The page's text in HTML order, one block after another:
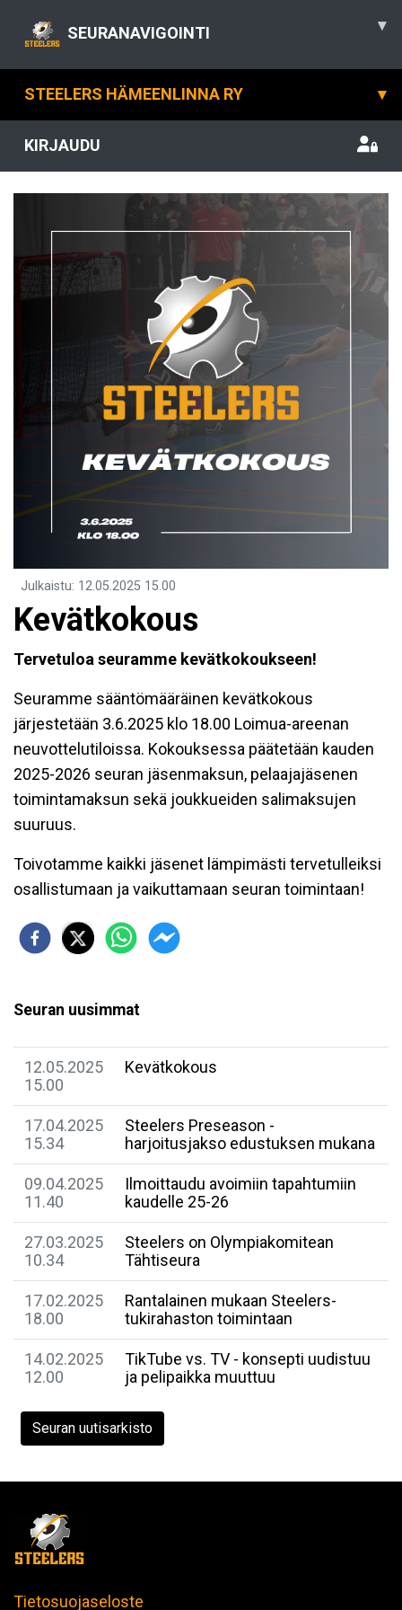
SEURANAVIGOINTI ▾
STEELERS HÄMEENLINNA RY ▾
KIRJAUDU
Julkaistu: 12.05.2025 15.00
Kevätkokous
Tervetuloa seuramme kevätkokoukseen!
Seuramme sääntömääräinen kevätkokous
järjestetään 3.6.2025 klo 18.00 Loimua-areenan
neuvottelutiloissa. Kokouksessa päätetään kauden
2025-2026 seuran jäsenmaksun, pelaajajäsenen
toimintamaksun sekä joukkueiden salimaksujen
suuruus.
Toivotamme kaikki jäsenet lämpimästi tervetulleiksi
osallistumaan ja vaikuttamaan seuran toimintaan!
Seuran uusimmat
12.05.2025
15.00
Kevätkokous
17.04.2025
15.34
Steelers Preseason -
harjoitusjakso edustuksen mukana
09.04.2025
11.40
Ilmoittaudu avoimiin tapahtumiin
kaudelle 25-26
27.03.2025
10.34
Steelers on Olympiakomitean
Tähtiseura
17.02.2025
18.00
Rantalainen mukaan Steelers-
tukirahaston toimintaan
14.02.2025
12.00
TikTube vs. TV - konsepti uudistuu
ja pelipaikka muuttuu
Seuran uutisarkisto
Tietosuojaseloste